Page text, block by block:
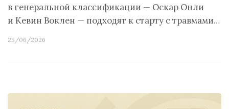
в генеральной классификации — Оскар Онли
и Кевин Воклен — подходят к старту с травмами…
25/06/2026